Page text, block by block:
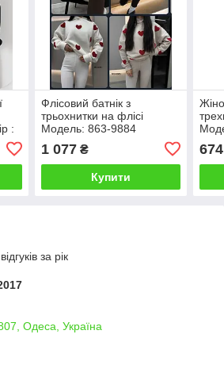
:
Флісовий батнік з
трьохнитки на флісі
Модель: 863-9884
шоколад, білий, беж
1 077₴
Купити
674
за рік
Одеса, Україна